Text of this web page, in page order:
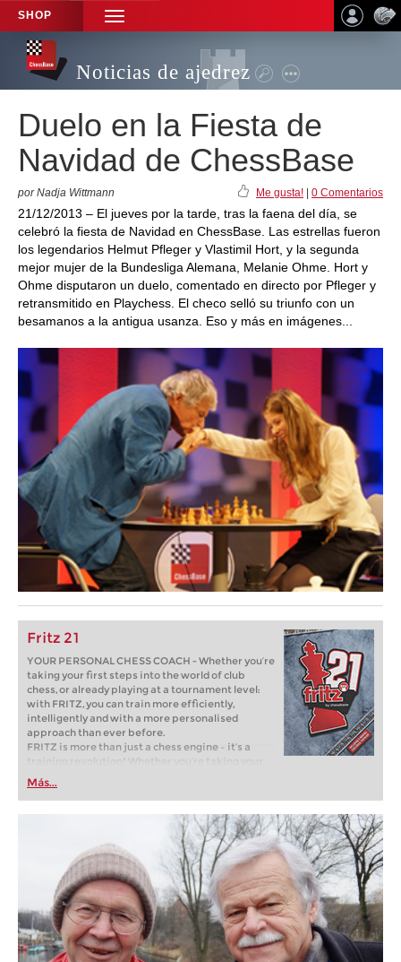
SHOP
TOGGLE
NAVIGATION
Noticias de ajedrez
Duelo en la Fiesta de
Navidad de ChessBase
por Nadja Wittmann Me gusta! 0 Comentarios
21/12/2013 – El jueves por la tarde, tras la faena del día, se
celebró la fiesta de Navidad en ChessBase. Las estrellas fueron
los legendarios Helmut Pfleger y Vlastimil Hort, y la segunda
mejor mujer de la Bundesliga Alemana, Melanie Ohme. Hort y
Ohme disputaron un duelo, comentado en directo por Pfleger y
retransmitido en Playchess. El checo selló su triunfo con un
besamanos a la antigua usanza. Eso y más en imágenes...
Fritz 21
YOUR PERSONAL CHESS COACH - Whether you’re
taking your first steps into the world of club
chess, or already playing at a tournament level:
with FRITZ, you can train more efficiently,
intelligently and with a more personalised
approach than ever before.
FRITZ is more than just a chess engine – it’s a
training revolution! Whether you’re taking your
first steps into the world of club chess, or already
playing at a tournament level: with FRITZ, you can
train more efficiently, intelligently and with a
more personalised approach than ever before.
Más...